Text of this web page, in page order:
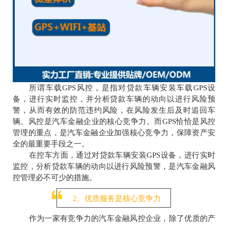
所谓车载GPS风控，是指对贷款车辆安装车载GPS设
备，进行实时监控，并分析贷款车辆的动向以进行风险预
警，从而有效的防范违约风险，在风险发生后及时追回车
辆。风控是汽车金融企业的核心竞争力。而GPS恰恰是风控
管理的重点，是汽车金融企业加强核心竞争力，保障资产安
全的最重要手段之一。
在控车方面，通过对贷款车辆安装GPS设备，进行实时
监控，分析贷款车辆的动向以进行风险预警，是汽车金融风
控管理必不可少的措施。
2、优质服务是核心竞争力
作为一家有竞争力的汽车金融风控企业，除了优质的产